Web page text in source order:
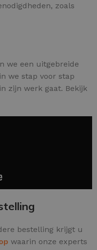
zoals
we een uitgebreide
we stap voor stap
zijn werk gaat. Bekijk
bestelling krijgt u
waarin onze experts